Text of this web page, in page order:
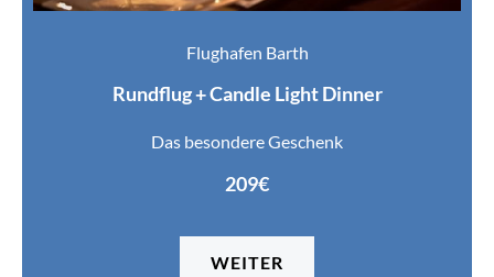
Flughafen Barth
Rundflug + Candle Light Dinner
Das besondere Geschenk
209€
WEITER